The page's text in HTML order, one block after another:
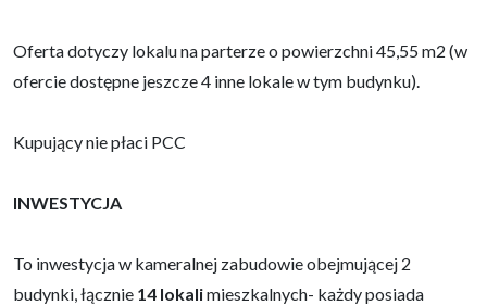
Oferta dotyczy lokalu na parterze o powierzchni 45,55 m2 (w
ofercie dostępne jeszcze 4 inne lokale w tym budynku).
Kupujący nie płaci PCC
INWESTYCJA
To inwestycja w kameralnej zabudowie obejmującej 2
budynki, łącznie 14 lokalimieszkalnych- każdy posiada